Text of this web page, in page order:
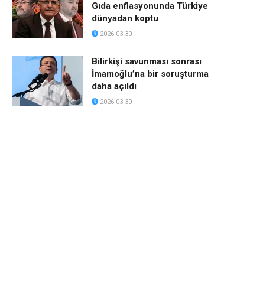
Gıda enflasyonunda Türkiye
dünyadan koptu
2026-03-30
Bilirkişi savunması sonrası
İmamoğlu’na bir soruşturma
daha açıldı
2026-03-30